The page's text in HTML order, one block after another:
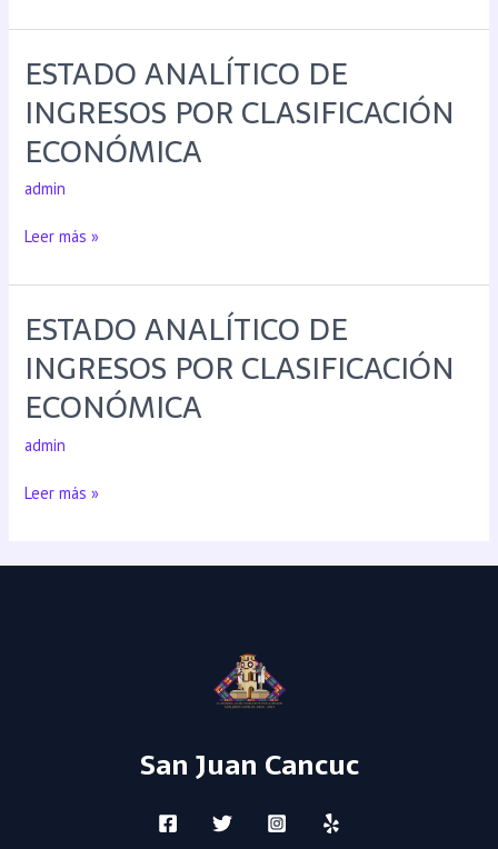
ESTADO ANALÍTICO DE
INGRESOS POR CLASIFICACIÓN
ECONÓMICA
admin
Leer más »
ESTADO ANALÍTICO DE
INGRESOS POR CLASIFICACIÓN
ECONÓMICA
admin
Leer más »
San Juan Cancuc